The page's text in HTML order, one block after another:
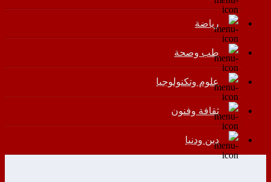
رياضة
طب وصحة
علوم وتكنولوجيا
ثقافة وفنون
دين ودنيا